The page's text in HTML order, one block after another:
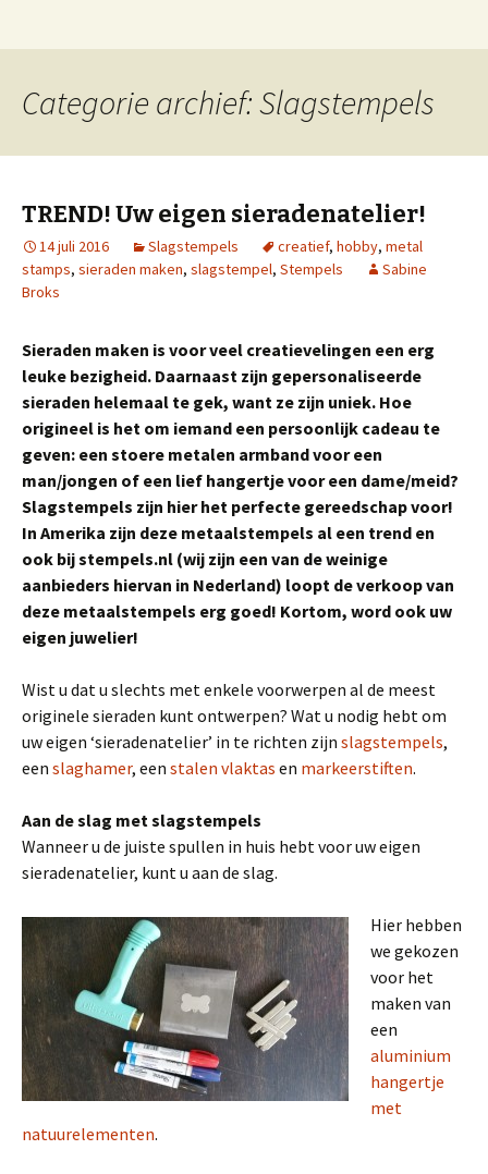
overige stempel produkten
springen
Categorie archief: Slagstempels
TREND! Uw eigen sieradenatelier!
14 juli 2016 Slagstempels creatief, hobby, metal
stamps, sieraden maken, slagstempel, Stempels
Sabine
Broks
Sieraden maken is voor veel creatievelingen een erg
leuke bezigheid. Daarnaast zijn gepersonaliseerde
sieraden helemaal te gek, want ze zijn uniek. Hoe
origineel is het om iemand een persoonlijk cadeau te
geven: een stoere metalen armband voor een
man/jongen of een lief hangertje voor een dame/meid?
Slagstempels zijn hier het perfecte gereedschap voor!
In Amerika zijn deze metaalstempels al een trend en
ook bij stempels.nl (wij zijn een van de weinige
aanbieders hiervan in Nederland) loopt de verkoop van
deze metaalstempels erg goed! Kortom, word ook uw
eigen juwelier!
Wist u dat u slechts met enkele voorwerpen al de meest
originele sieraden kunt ontwerpen? Wat u nodig hebt om
uw eigen ‘sieradenatelier’ in te richten zijn slagstempels,
een slaghamer, een stalen vlaktas en markeerstiften.
Aan de slag met slagstempels
Wanneer u de juiste spullen in huis hebt voor uw eigen
sieradenatelier, kunt u aan de slag.
Hier hebben
we gekozen
voor het
maken van
een
aluminium
hangertje
met
natuurelementen.